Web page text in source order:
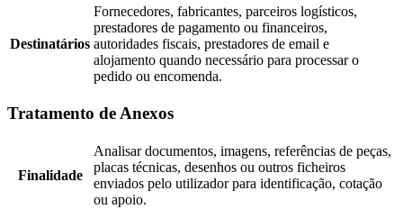
Destinatários
Fornecedores, fabricantes, parceiros logísticos,
prestadores de pagamento ou financeiros,
autoridades fiscais, prestadores de email e
alojamento quando necessário para processar o
pedido ou encomenda.
Tratamento de Anexos
Finalidade
Analisar documentos, imagens, referências de peças,
placas técnicas, desenhos ou outros ficheiros
enviados pelo utilizador para identificação, cotação
ou apoio.